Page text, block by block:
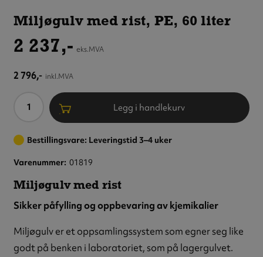
PE,
Miljøgulv med rist, PE, 60 liter
2 237,- eks.MVA
2 796,- inkl.MVA
Antall Legg i handlekurv
Bestillingsvare: Leveringstid 3–4 uker
Varenummer 01819
Miljøgulv med rist
Sikker påfylling og oppbevaring av kjemikalier
Miljøgulv er et oppsamlingssystem som egner seg like
godt på benken i laboratoriet, som på lagergulvet.